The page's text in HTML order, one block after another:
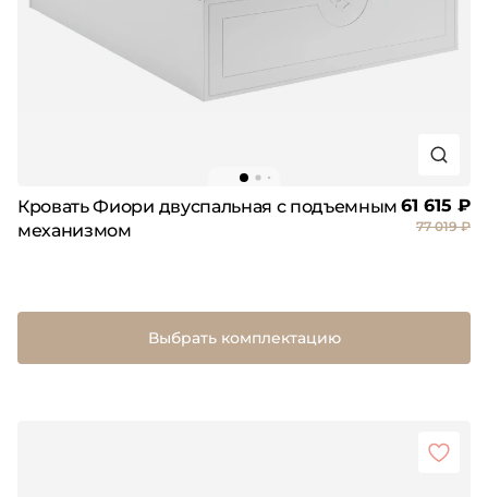
Кровать Фиори двуспальная с подъемным
механизмом
61 615 ₽
77 019 ₽
Выбрать комплектацию